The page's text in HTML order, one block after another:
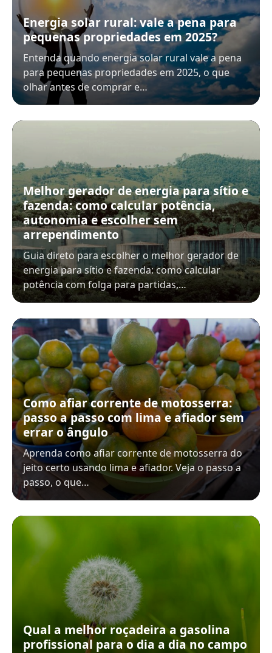
Energia solar rural: vale a pena para
pequenas propriedades em 2025?
Entenda quando energia solar rural vale a pena
para pequenas propriedades em 2025, o que
olhar antes de comprar e…
Melhor gerador de energia para sítio e
fazenda: como calcular potência,
autonomia e escolher sem
arrependimento
Guia direto para escolher o melhor gerador de
energia para sítio e fazenda: como calcular
potência com folga para partidas,…
Como afiar corrente de motosserra:
passo a passo com lima e afiador sem
errar o ângulo
Aprenda como afiar corrente de motosserra do
jeito certo usando lima e afiador. Veja o passo a
passo, o que…
Qual a melhor roçadeira a gasolina
profissional para o dia a dia no campo